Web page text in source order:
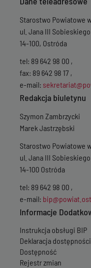
Starostwo Powiatowe
ul. Jana III
14-100, Ostróda
tel: 89 642 98 00 ,
fax: 89 642 98 17 ,
e-mail:
Redakcja biuletynu
Szymon Zambrzycki
Marek Jastrzębski
Starostwo Powiatowe
ul. Jana III
14-100 Ostróda
tel: 89 642 98 00 ,
e-mail:
Informacje
Instrukcja obsługi BIP
Deklaracja dostępności
Dostępność
Rejestr zmian